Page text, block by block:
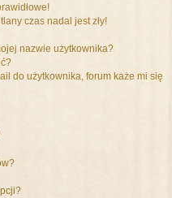
czas nadal jest zły!
nazwie użytkownika?
do użytkownika, forum każe mi się